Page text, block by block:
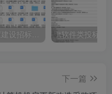
土建、房屋建设招标文件标书模板 it软件类投标书
下一篇